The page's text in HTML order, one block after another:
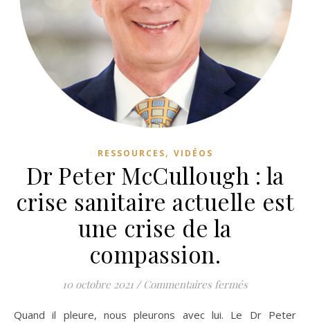
RESSOURCES, VIDÉOS
Dr Peter McCullough : la
crise sanitaire actuelle est
une crise de la
compassion.
10 octobre 2021 / Commentaires ferméssur Dr Peter
Quand il pleure, nous pleurons avec lui. Le Dr Peter